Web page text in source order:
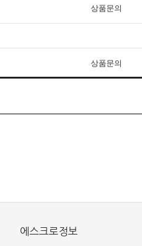
상품문의
상품문의
에스크로정보